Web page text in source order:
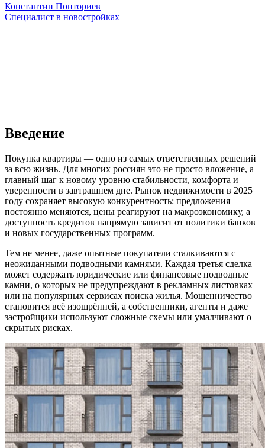
Константин Понториев
Специалист в новостройках
Введение
Покупка квартиры — одно из самых ответственных решений
за всю жизнь. Для многих россиян это не просто вложение, а
главный шаг к новому уровню стабильности, комфорта и
уверенности в завтрашнем дне. Рынок недвижимости в 2025
году сохраняет высокую конкурентность: предложения
постоянно меняются, цены реагируют на макроэкономику, а
доступность кредитов напрямую зависит от политики банков
и новых государственных программ.
Тем не менее, даже опытные покупатели сталкиваются с
неожиданными подводными камнями. Каждая третья сделка
может содержать юридические или финансовые подводные
камни, о которых не предупреждают в рекламных листовках
или на популярных сервисах поиска жилья. Мошенничество
становится всё изощрённей, а собственники, агенты и даже
застройщики используют сложные схемы или умалчивают о
скрытых рисках.